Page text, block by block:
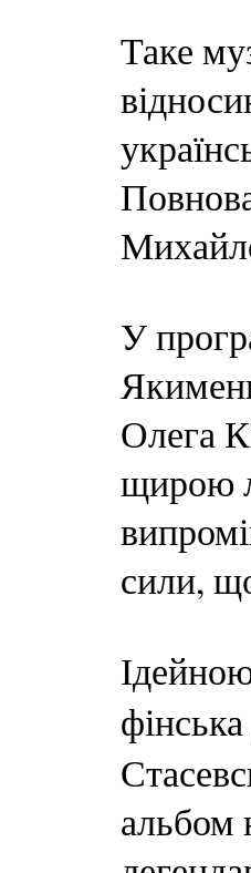
Таке
У
Олега
щирою
сили,
фінська
альбом